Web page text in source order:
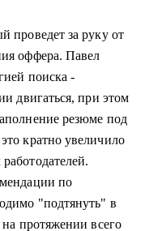
проведет за руку от
оффера. Павел
поиска -
двигаться, при этом
резюме под
кратно увеличило
по
"подтянуть" в
протяжении всего